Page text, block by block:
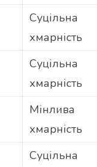
Суцільна
хмарність
Суцільна
хмарність
Мінлива
хмарність
Суцільна